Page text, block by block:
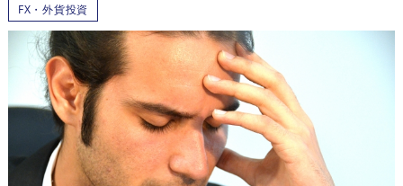
FX・外貨投資